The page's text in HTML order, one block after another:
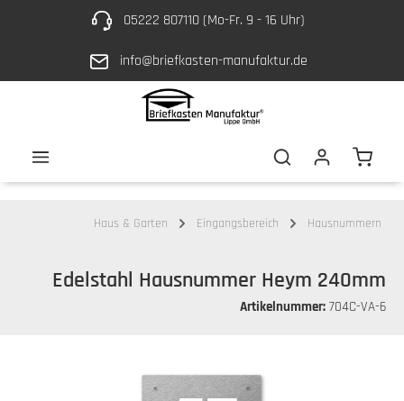
Zum Hauptinhalt springen05222 807110 (Mo-Fr. 9 - 16 Uhr)
info@briefkasten-manufaktur.de
Haus & Garten Eingangsbereich Hausnummern
Edelstahl Hausnummer Heym 240mm
Artikelnummer: 704C-VA-6